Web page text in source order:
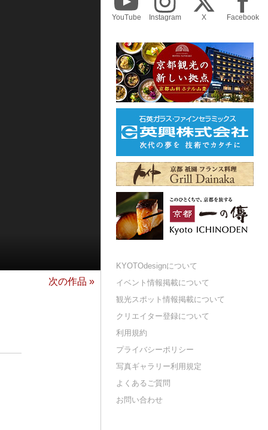
次の作品 »
YouTube Instagram X Facebook
KYOTOdesignについて
イベント情報掲載について
観光スポット情報掲載について
クリエイター登録について
利用規約
プライバシーポリシー
写真ギャラリー利用規定
よくあるご質問
お問い合わせ